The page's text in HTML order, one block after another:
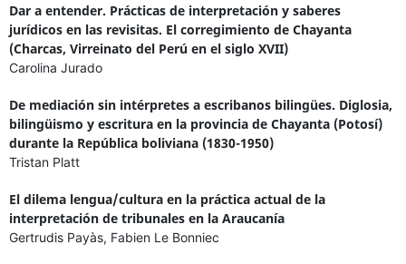
Dar a entender. Prácticas de interpretación y saberes
jurídicos en las revisitas. El corregimiento de Chayanta
(Charcas, Virreinato del Perú en el siglo XVII)
Carolina Jurado
De mediación sin intérpretes a escribanos bilingües. Diglosia,
bilingüismo y escritura en la provincia de Chayanta (Potosí)
durante la República boliviana (1830-1950)
Tristan Platt
El dilema lengua/cultura en la práctica actual de la
interpretación de tribunales en la Araucanía
Gertrudis Payàs, Fabien Le Bonniec